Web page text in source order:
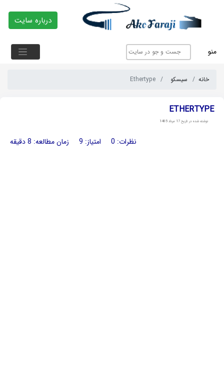
درباره سایت
منو
خانه سیسکو Ethertype
ETHERTYPE
نوشته شده در تاریخ 17 مرداد 1405
نظرات: 0 امتیاز: 9 زمان مطالعه: 8 دقیقه